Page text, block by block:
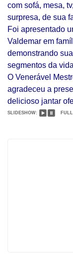
com sofá, mesa,
surpresa, de sua
Foi apresentado
Valdemar em
demonstrando
segmentos da
O Venerável
agradeceu a
delicioso jantar
SLIDESHOW: